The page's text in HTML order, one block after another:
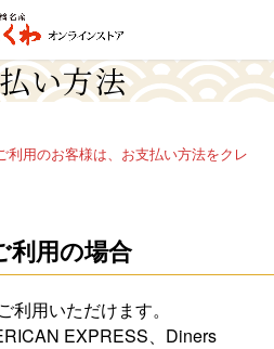
い方法
用のお客様は、お支払い方法をクレ
利用の場合
用いただけます。
EXPRESS、Diners